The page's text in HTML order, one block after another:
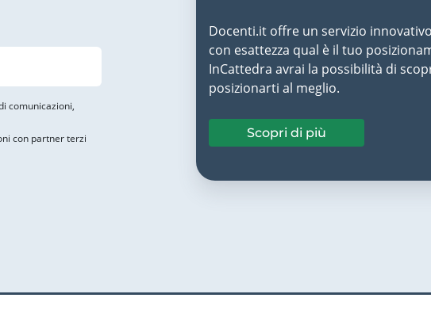
comunicazioni,
con partner terzi
Docenti.it offre un servizio
con esattezza qual è il tuo
InCattedra avrai la possibilità di
posizionarti al meglio.
Scopri di più